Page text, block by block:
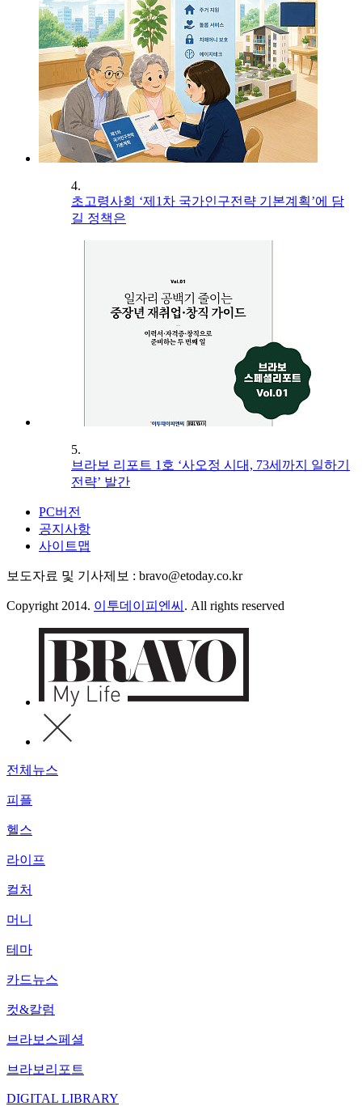
4.
초고령사회 ‘제1차 국가인구전략 기본계획’에 담
길 정책은
5.
브라보 리포트 1호 ‘사오정 시대, 73세까지 일하기
전략’ 발간
PC버전
공지사항
사이트맵
보도자료 및 기사제보 : bravo@etoday.co.kr
Copyright 2014. 이투데이피엔씨 . All rights reserved
전체뉴스
피플
헬스
라이프
컬처
머니
테마
카드뉴스
컷&칼럼
브라보스페셜
브라보리포트
DIGITAL LIBRARY